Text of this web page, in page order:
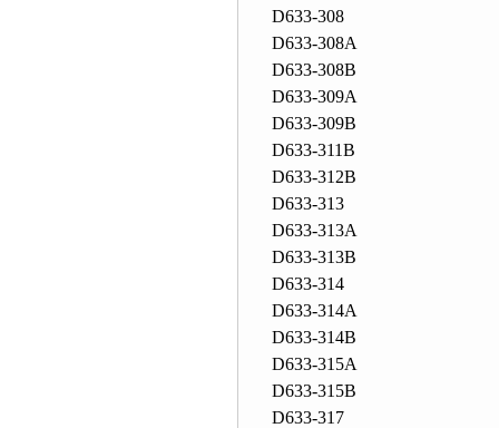
D633-308
D633-308A
D633-308B
D633-309A
D633-309B
D633-311B
D633-312B
D633-313
D633-313A
D633-313B
D633-314
D633-314A
D633-314B
D633-315A
D633-315B
D633-317